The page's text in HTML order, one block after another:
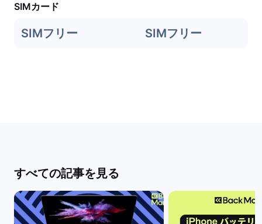
SIMカード
SIMフリー SIMフリー
すべての記事を見る